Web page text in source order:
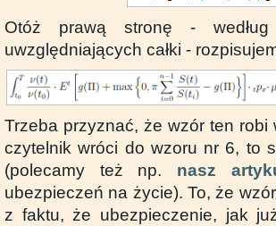
Otóż prawą stronę - według
uwzględniających całki -
Trzeba przyznać, że wzór ten robi
czytelnik wróci do wzoru nr 6, to
(polecamy też np. nasz
ubezpieczeń na życie). To, że
z faktu, że ubezpieczenie, jak